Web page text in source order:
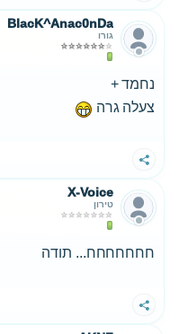
BlacK^Anac0nDa
גורו
נחמד +
צעלה גרה
שתף
X-Voice
טירון
חחחחחחח... תודה
שתף